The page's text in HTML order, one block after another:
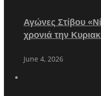
Αγώνες Στίβου
χρονιά την
June 4, 2026